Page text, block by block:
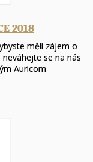
2018
měli zájem o
se na nás
Auricom